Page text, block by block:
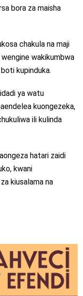
bora za maisha
chakula na maji
wakikumbwa
kupinduka.
ya watu
kuongezeka,
ili kulinda
hatari zaidi
kwani
kiusalama na